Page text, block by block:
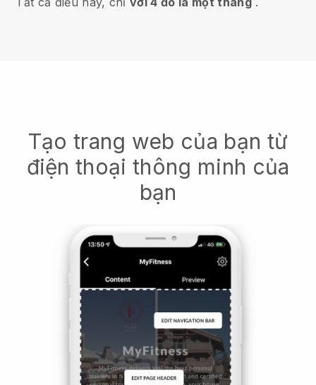
Tạo trang web của bạn từ
điện thoại thông minh của
bạn